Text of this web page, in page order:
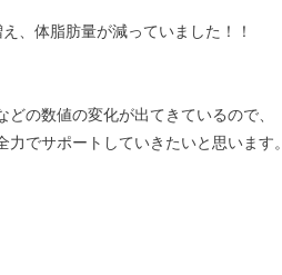
、体脂肪量が減っていました！！
の数値の変化が出てきているので、
でサポートしていきたいと思います。